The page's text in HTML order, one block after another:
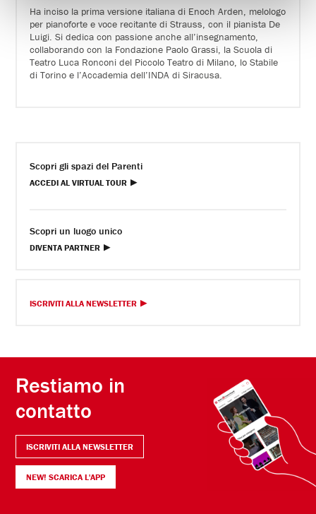
Ha inciso la prima versione italiana di Enoch Arden, melologo
per pianoforte e voce recitante di Strauss, con il pianista De
Luigi. Si dedica con passione anche all’insegnamento,
collaborando con la Fondazione Paolo Grassi, la Scuola di
Teatro Luca Ronconi del Piccolo Teatro di Milano, lo Stabile
di Torino e l’Accademia dell’INDA di Siracusa.
Scopri gli spazi del Parenti
ACCEDI AL VIRTUAL TOUR
Scopri un luogo unico
DIVENTA PARTNER
ISCRIVITI ALLA NEWSLETTER
Restiamo in
contatto
ISCRIVITI ALLA NEWSLETTER
NEW! SCARICA L'APP